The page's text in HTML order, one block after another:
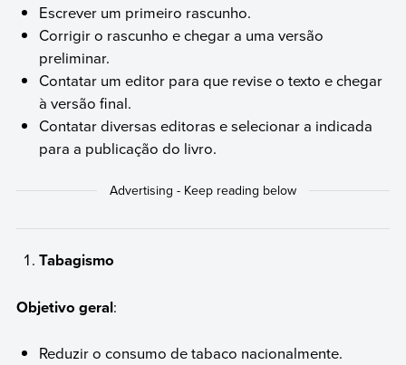
Escrever um primeiro rascunho.
Corrigir o rascunho e chegar a uma versão
preliminar.
Contatar um editor para que revise o texto e chegar
à versão final.
Contatar diversas editoras e selecionar a indicada
para a publicação do livro.
Tabagismo
Objetivo geral:
Reduzir o consumo de tabaco nacionalmente.